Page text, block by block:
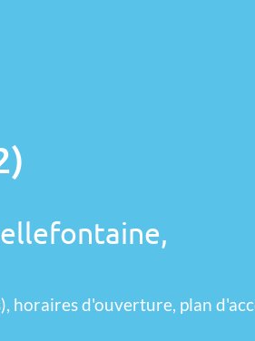
horaires d'ouverture, plan